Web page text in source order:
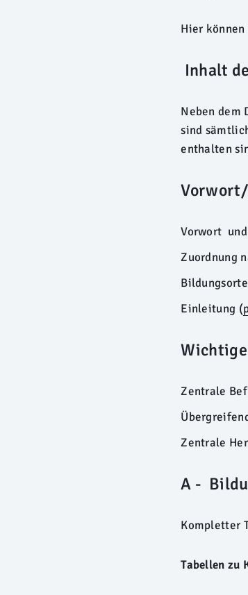
Hier können
Inhalt
Neben dem
sind
enthalten
Vorwort
Zuordnung
Einleitung (
Zentrale
Zentrale
A -
Kompletter
Tabellen zu